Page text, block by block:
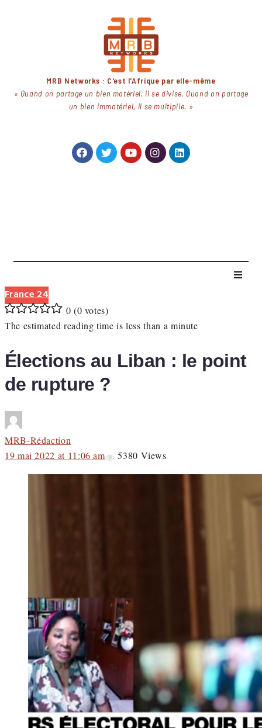
MRB Networks : C'est l'Afrique par elle-même
« Quand on partage un bien matériel, il se divise. Quand on partage
un bien immatériel, il se multiplie. »
France 24
5
4
3
2
1
0 (0 votes)
The estimated reading time is less than a minute
Élections au Liban : le point
de rupture ?
MRB-Rédaction
19 mai 2022 at 11:06 am
5380 Views